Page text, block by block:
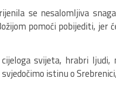
se nesalomljiva
pomoći pobijediti, jer
svijeta, hrabri ljudi,
istinu o